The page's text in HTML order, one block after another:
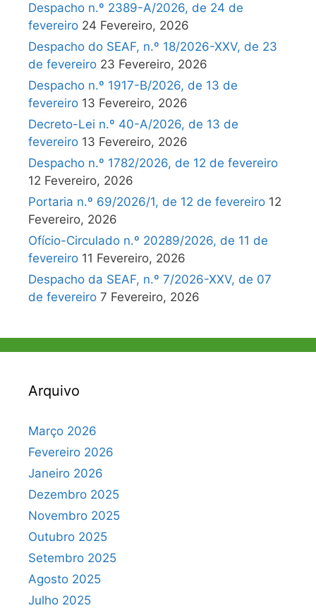
Despacho n.º 2389-A/2026, de 24 de
fevereiro 24 Fevereiro, 2026
Despacho do SEAF, n.º 18/2026-XXV, de 23
de fevereiro 23 Fevereiro, 2026
Despacho n.º 1917-B/2026, de 13 de
fevereiro 13 Fevereiro, 2026
Decreto-Lei n.º 40-A/2026, de 13 de
fevereiro 13 Fevereiro, 2026
Despacho n.º 1782/2026, de 12 de fevereiro
12 Fevereiro, 2026
Portaria n.º 69/2026/1, de 12 de fevereiro 12
Fevereiro, 2026
Ofício-Circulado n.º 20289/2026, de 11 de
fevereiro 11 Fevereiro, 2026
Despacho da SEAF, n.º 7/2026-XXV, de 07
de fevereiro 7 Fevereiro, 2026
Arquivo
Março 2026
Fevereiro 2026
Janeiro 2026
Dezembro 2025
Novembro 2025
Outubro 2025
Setembro 2025
Agosto 2025
Julho 2025